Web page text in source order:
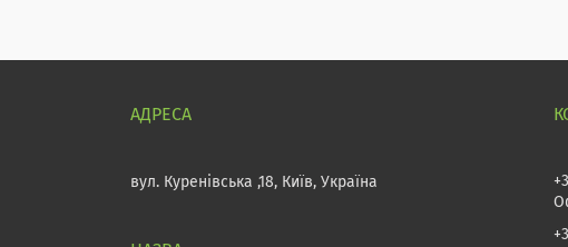
вул. Куренівська ,18, Київ, Україна